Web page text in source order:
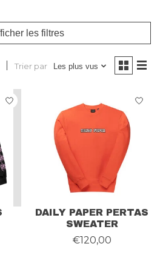
les filtres
Trier par Les plus vus
DAILY PAPER PERTAS
SWEATER
€120,00